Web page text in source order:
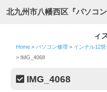
北九州市八幡西区『パソコ
ィ
Home > パソコン修理 > インテル12
> IMG_4068
IMG_4068